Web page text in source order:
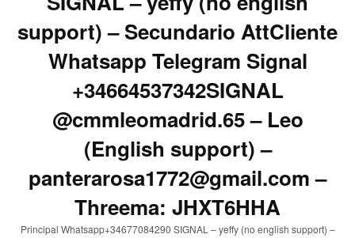
support) – Secundario AttCliente
Whatsapp Telegram Signal
+34664537342SIGNAL
@cmmleomadrid.65 – Leo
(English support) –
panterarosa1772@gmail.com –
Threema: JHXT6HHA
Principal Whatsapp+34677084290 SIGNAL – yeffy (no english support) –